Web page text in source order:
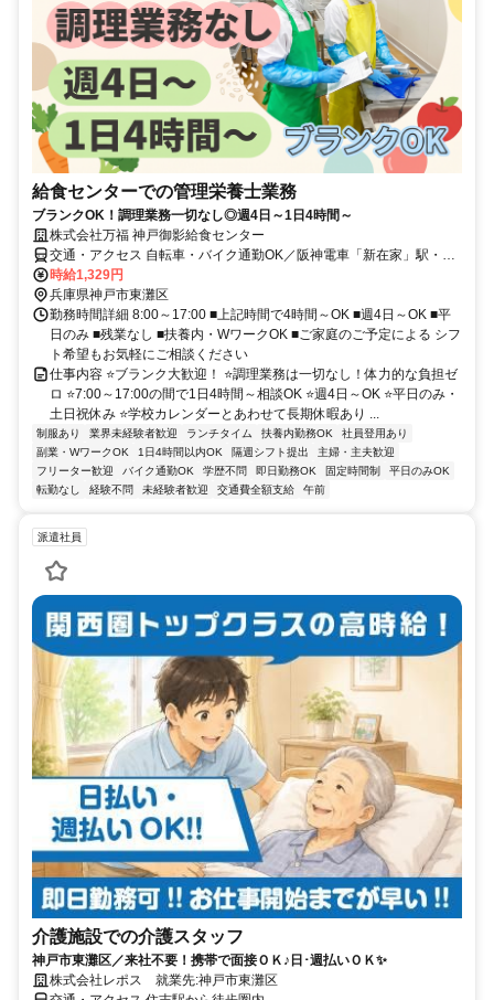
給食センターでの管理栄養士業務
ブランクOK！調理業務一切なし◎週4日～1日4時間～
株式会社万福 神戸御影給食センター
交通・アクセス 自転車・バイク通勤OK／阪神電車「新在家」駅・
「石屋川」駅から徒歩10分
時給1,329円
兵庫県神戸市東灘区
勤務時間詳細 8:00～17:00 ■上記時間で4時間～OK ■週4日～OK ■平
日のみ ■残業なし ■扶養内・WワークOK ■ご家庭のご予定による シフ
ト希望もお気軽にご相談ください
仕事内容 ⭐ブランク大歓迎！ ⭐調理業務は一切なし！体力的な負担ゼ
ロ ⭐7:00～17:00の間で1日4時間～相談OK ⭐週4日～OK ⭐平日のみ・
土日祝休み ⭐学校カレンダーとあわせて長期休暇あり ...
制服あり 業界未経験者歓迎 ランチタイム 扶養内勤務OK
社員登用あり
副業・WワークOK
1日4時間以内OK 隔週シフト提出
主婦・主夫歓迎
フリーター歓迎
バイク通勤OK 学歴不問 即日勤務OK 固定時間制
平日のみOK
転勤なし
経験不問 未経験者歓迎 交通費全額支給 午前
派遣社員
介護施設での介護スタッフ
神戸市東灘区／来社不要！携帯で面接ＯＫ♪日･週払いＯＫ✨
株式会社レポス 就業先:神戸市東灘区